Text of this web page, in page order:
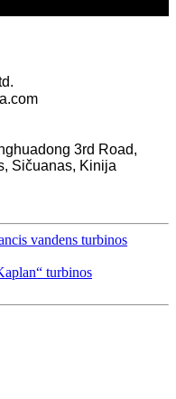
3rd Road,
Sičuanas, Kinija
vandens turbinos
turbinos